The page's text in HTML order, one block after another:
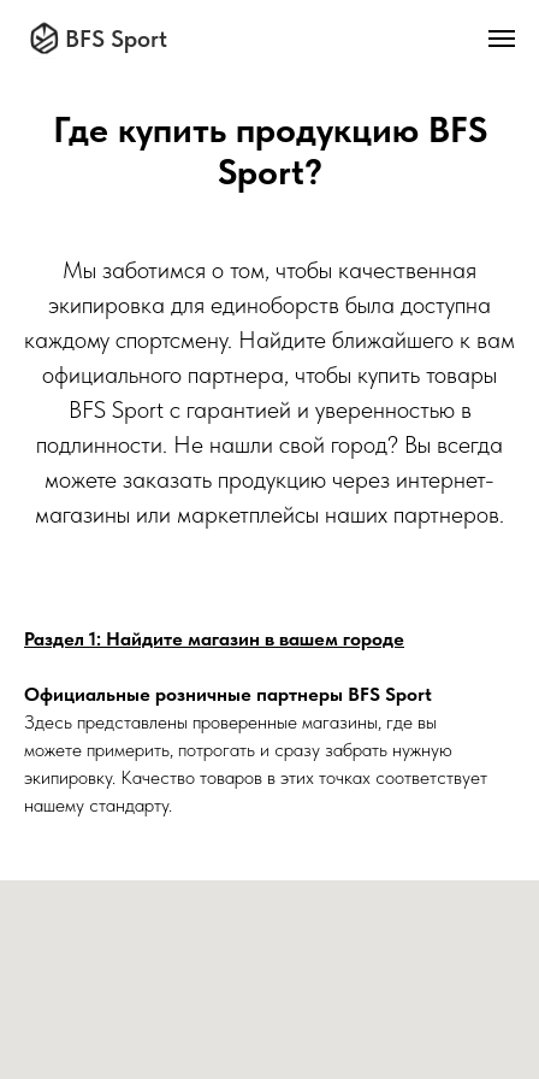
BFS Sport
Где купить продукцию BFS
Sport?
Мы заботимся о том, чтобы качественная
экипировка для единоборств была доступна
каждому спортсмену. Найдите ближайшего к вам
официального партнера, чтобы купить товары
BFS Sport с гарантией и уверенностью в
подлинности. Не нашли свой город? Вы всегда
можете заказать продукцию через интернет-
магазины или маркетплейсы наших партнеров.
Раздел 1: Найдите магазин в вашем городе
Официальные розничные партнеры BFS Sport
Здесь представлены проверенные магазины, где вы
можете примерить, потрогать и сразу забрать нужную
экипировку. Качество товаров в этих точках соответствует
нашему стандарту.